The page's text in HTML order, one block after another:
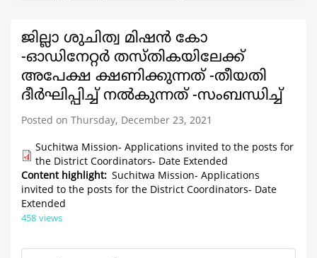
ജില്ലാ ശുചിത്വ മിഷൻ കോ
-ഓഡിനേറ്റർ തസ്തികയിലേക്ക്
അപേക്ഷ ക്ഷണിക്കുന്നത് -തീയതി
ദീർഘിപ്പിച്ച് നൽകുന്നത് -സംബന്ധിച്ച്
Posted on Thursday, December 23, 2021
Suchitwa Mission- Applications invited to the posts for
the District Coordinators- Date Extended
Content highlight
Suchitwa Mission- Applications
invited to the posts for the District Coordinators- Date
Extended
458 views